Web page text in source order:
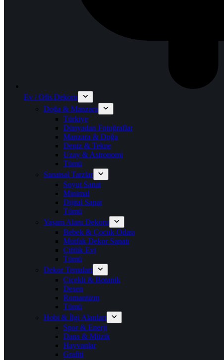
Ev / Ofis Dekoru
Doğa & Manzara
Türkiye
Dünyadan Fotoğraflar
Manzara & Doğa
Deniz & Tekne
Uzay & Astronomi
Tümü
Sanatsal Tarzlar
Soyut Sanat
Minimal
Dijital Sanat
Tümü
Yaşam Alanı Dekoru
Bebek & Çocuk Odası
Mutfak Dekor Sanatı
Çiftlik Evi
Tümü
Dekor Temaları
Çiçekli & Botanik
Desen
Romantizm
Tümü
Hobi & İlgi Alanları
Spor & Enerji
Dans & Müzik
Hayvanlar
Grafiti